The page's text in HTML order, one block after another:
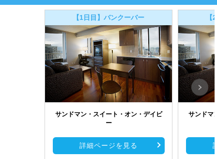
【1日目】バンクーバー
サンドマン・スイート・オン・デイビ
ー
詳細ページを見る
サンドマ